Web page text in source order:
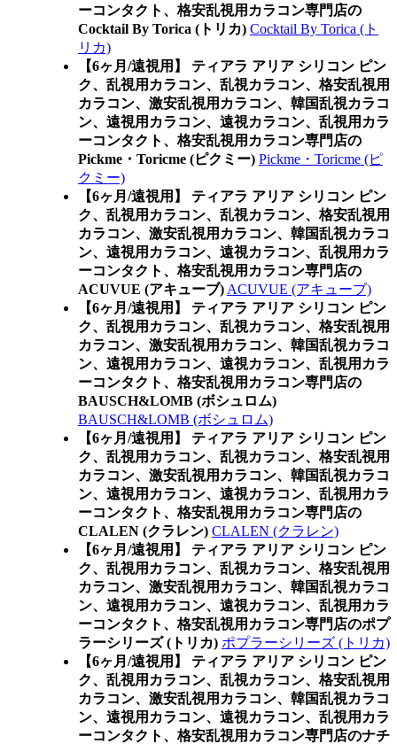
ーコンタクト、格安乱視用カラコン専門店の
Cocktail By Torica (トリカ) Cocktail By Torica (ト
リカ)
【6ヶ月/遠視用】 ティアラ アリア シリコン ピン
ク、乱視用カラコン、乱視カラコン、格安乱視用
カラコン、激安乱視用カラコン、韓国乱視カラコ
ン、遠視用カラコン、遠視カラコン、乱視用カラ
ーコンタクト、格安乱視用カラコン専門店の
Pickme・Toricme (ピクミー) Pickme・Toricme (ピ
クミー)
【6ヶ月/遠視用】 ティアラ アリア シリコン ピン
ク、乱視用カラコン、乱視カラコン、格安乱視用
カラコン、激安乱視用カラコン、韓国乱視カラコ
ン、遠視用カラコン、遠視カラコン、乱視用カラ
ーコンタクト、格安乱視用カラコン専門店の
ACUVUE (アキューブ) ACUVUE (アキューブ)
【6ヶ月/遠視用】 ティアラ アリア シリコン ピン
ク、乱視用カラコン、乱視カラコン、格安乱視用
カラコン、激安乱視用カラコン、韓国乱視カラコ
ン、遠視用カラコン、遠視カラコン、乱視用カラ
ーコンタクト、格安乱視用カラコン専門店の
BAUSCH&LOMB (ボシュロム)
BAUSCH&LOMB (ボシュロム)
【6ヶ月/遠視用】 ティアラ アリア シリコン ピン
ク、乱視用カラコン、乱視カラコン、格安乱視用
カラコン、激安乱視用カラコン、韓国乱視カラコ
ン、遠視用カラコン、遠視カラコン、乱視用カラ
ーコンタクト、格安乱視用カラコン専門店の
CLALEN (クラレン) CLALEN (クラレン)
【6ヶ月/遠視用】 ティアラ アリア シリコン ピン
ク、乱視用カラコン、乱視カラコン、格安乱視用
カラコン、激安乱視用カラコン、韓国乱視カラコ
ン、遠視用カラコン、遠視カラコン、乱視用カラ
ーコンタクト、格安乱視用カラコン専門店のポプ
ラーシリーズ (トリカ) ポプラーシリーズ (トリカ)
【6ヶ月/遠視用】 ティアラ アリア シリコン ピン
ク、乱視用カラコン、乱視カラコン、格安乱視用
カラコン、激安乱視用カラコン、韓国乱視カラコ
ン、遠視用カラコン、遠視カラコン、乱視用カラ
ーコンタクト、格安乱視用カラコン専門店のナチ